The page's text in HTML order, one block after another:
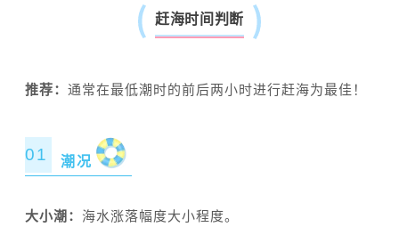
赶海时间判断
推荐： 通常在最低潮时的前后两小时进行赶海为最佳！
01 潮况
大小潮： 海水涨落幅度大小程度。